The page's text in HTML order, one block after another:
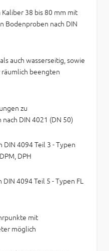
38 bis 80 mm mit
Bodenproben nach DIN
auch wasserseitig, sowie
beengten
zu
DIN 4021 (DN 50)
4094 Teil 3 - Typen
DPH
4094 Teil 5 - Typen FL
mit
möglich